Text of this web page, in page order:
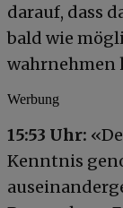
darauf, dass
bald wie
wahrnehmen
Werbung
15:53 Uhr:
Kenntnis